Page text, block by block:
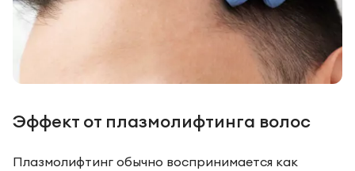
Эффект от плазмолифтинга волос
Плазмолифтинг обычно воспринимается как